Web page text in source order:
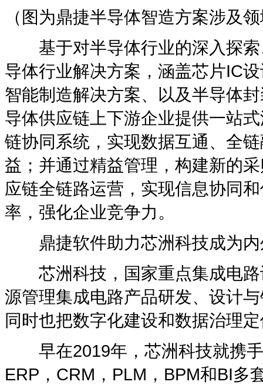
（图为鼎捷半导体智造方案涉及
基于对半导体行业的深入探索
导体行业解决方案，涵盖芯片IC
智能制造解决方案、以及半导体
导体供应链上下游企业提供一站
链协同系统，实现数据互通、全
益；并通过精益管理，构建新的
应链全链路运营，实现信息协同
率，强化企业竞争力。
鼎捷软件助力芯洲科技成为内
芯洲科技，国家重点集成电路
源管理集成电路产品研发、设计
同时也把数字化建设和数据治理
早在2019年，芯洲科技就携手
ERP，CRM，PLM，BPM和BI多